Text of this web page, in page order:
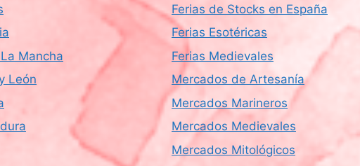
Mancha
León
Ferias de Stocks en España
Ferias Esotéricas
Ferias Medievales
Mercados de Artesanía
Mercados Marineros
Mercados Medievales
Mercados Mitológicos